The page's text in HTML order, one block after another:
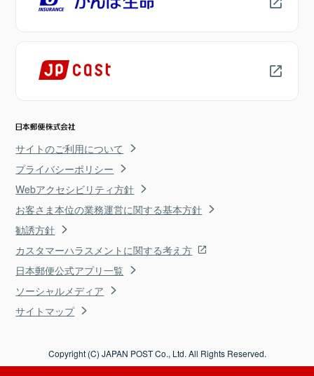
サイトのご利用について
プライバシーポリシー
Webアクセシビリティ方針
お客さま本位の業務運営に関する基本方針
勧誘方針
カスタマーハラスメントに関する考え方
日本郵便公式アプリ一覧
ソーシャルメディア
サイトマップ
Copyright (C) JAPAN POST Co., Ltd. All Rights Reserved.